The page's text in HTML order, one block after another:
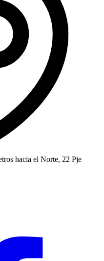
hacia el Norte, 22 Pje